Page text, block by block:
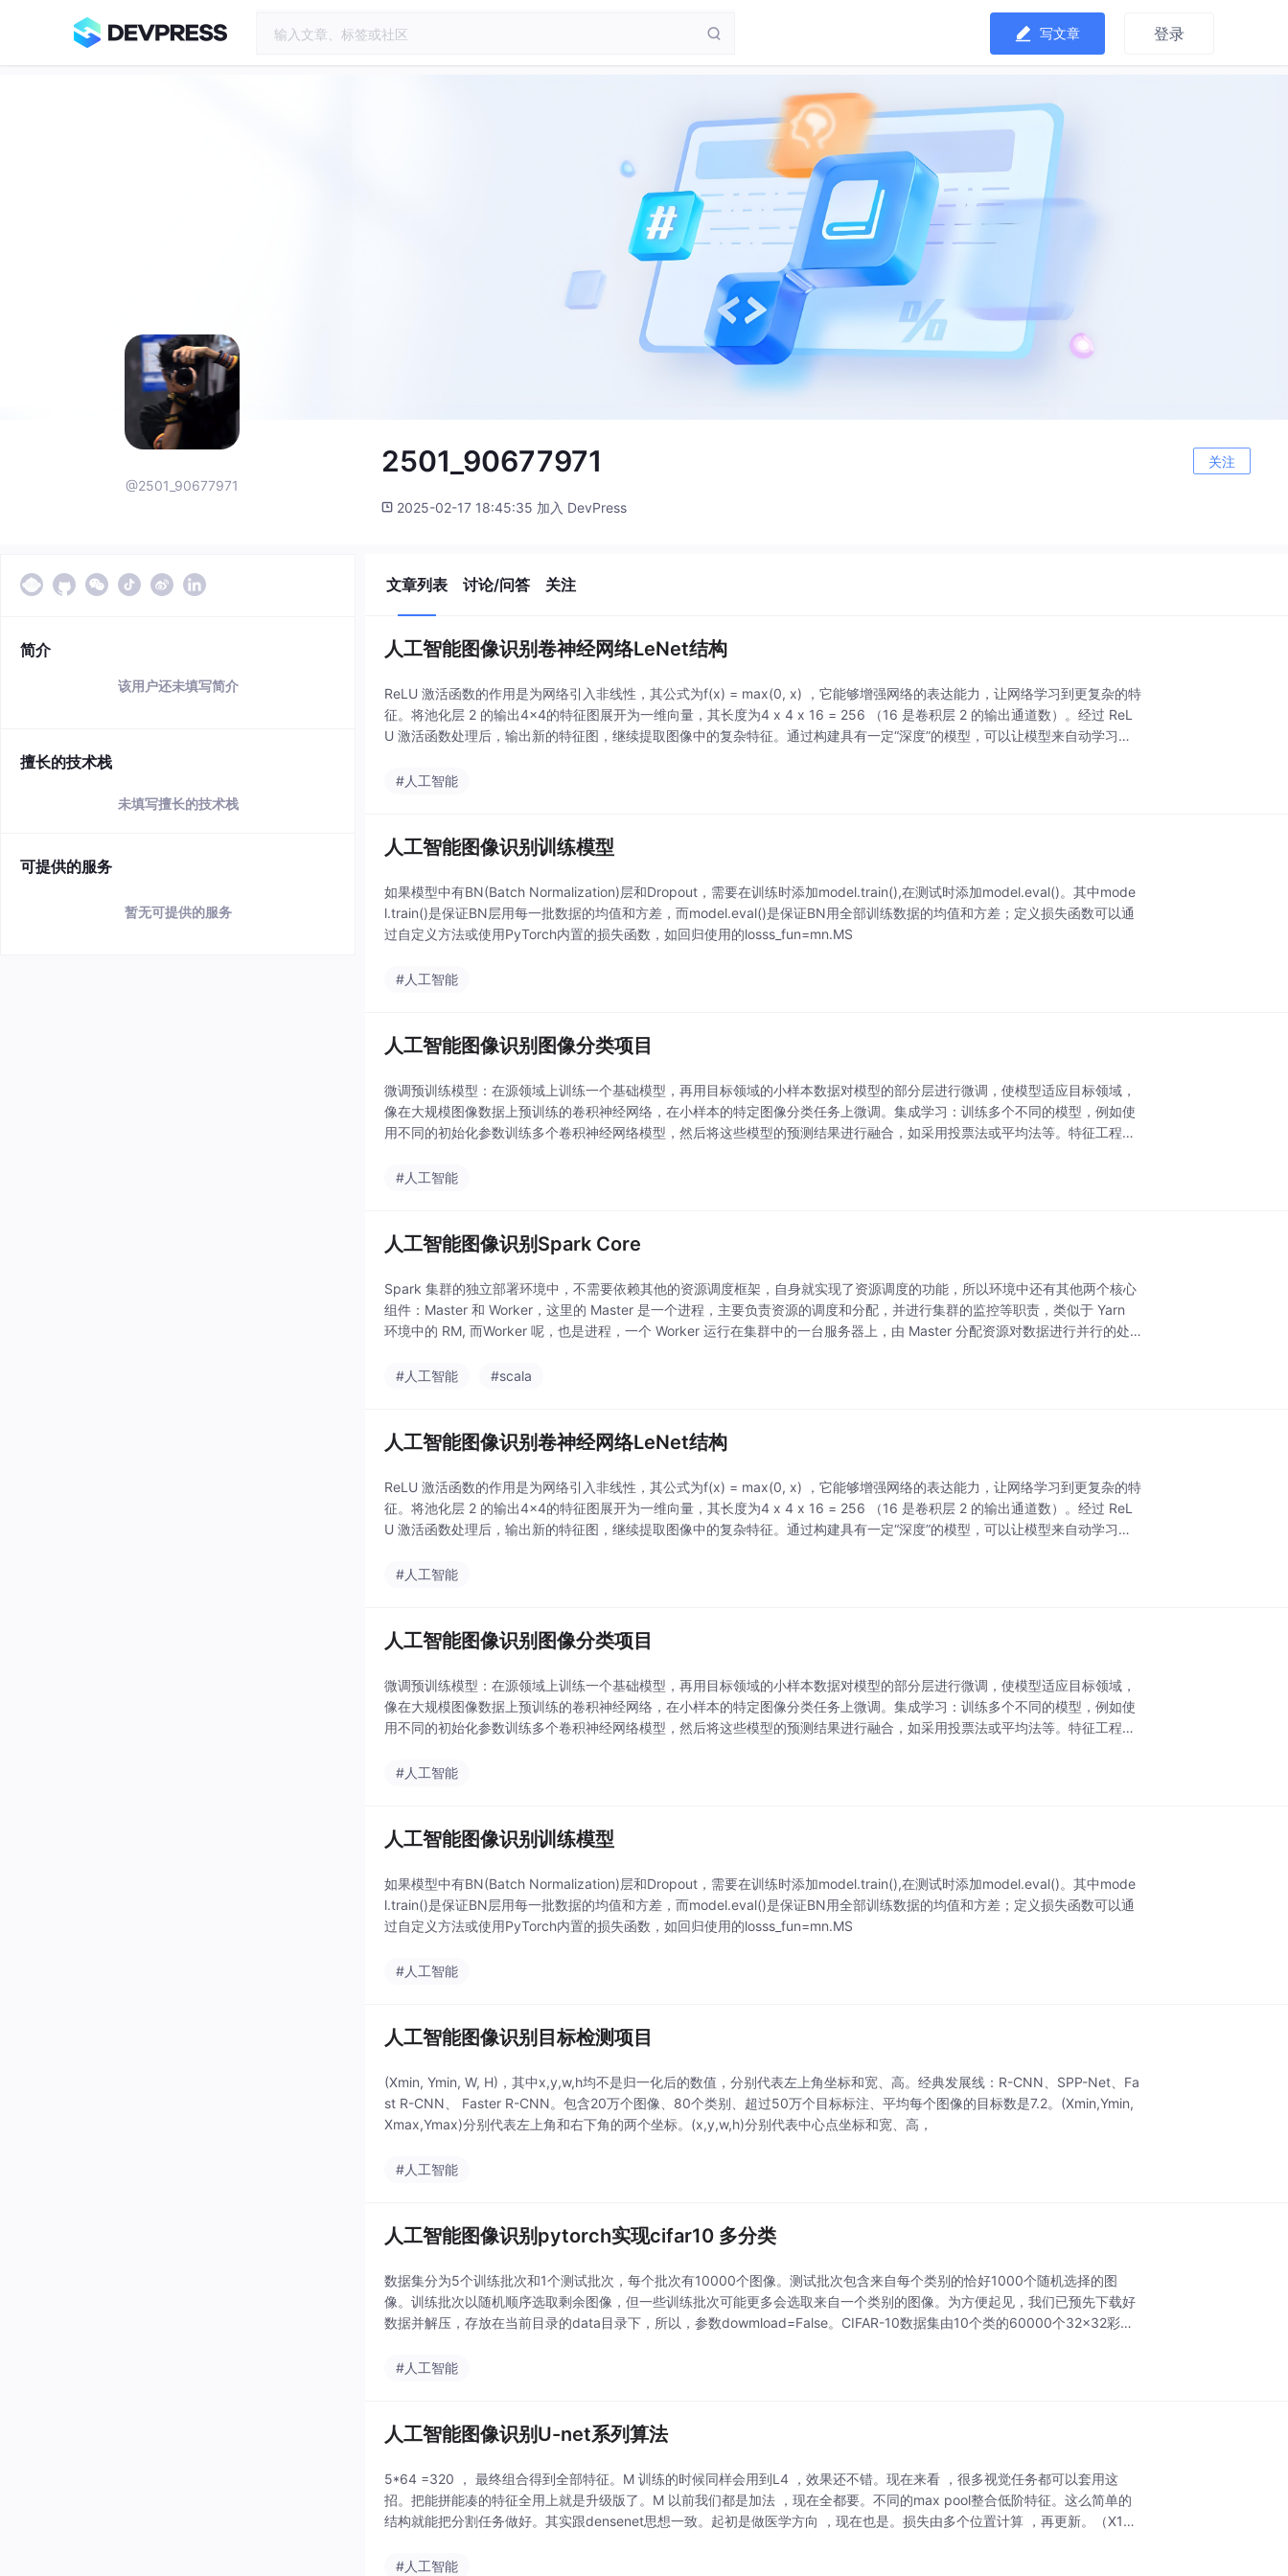
写文章 登录
@2501_90677971
2501_90677971 关注
2025-02-17 18:45:35 加入 DevPress
简介
该用户还未填写简介
擅长的技术栈
未填写擅长的技术栈
可提供的服务
暂无可提供的服务
文章列表 讨论/问答 关注
人工智能图像识别卷神经网络LeNet结构
ReLU 激活函数的作用是为网络引入非线性，其公式为f(x) = max(0, x) ，它能够增强网络的表达能力，让网络学习到更复杂的特
征。将池化层 2 的输出4x4的特征图展开为一维向量，其长度为4 x 4 x 16 = 256 （16 是卷积层 2 的输出通道数）。经过 ReL
U 激活函数处理后，输出新的特征图，继续提取图像中的复杂特征。通过构建具有一定“深度”的模型，可以让模型来自动学习好
#人工智能
人工智能图像识别训练模型
如果模型中有BN(Batch Normalization)层和Dropout，需要在训练时添加model.train(),在测试时添加model.eval()。其中mode
l.train()是保证BN层用每一批数据的均值和方差，而model.eval()是保证BN用全部训练数据的均值和方差；定义损失函数可以通
过自定义方法或使用PyTorch内置的损失函数，如回归使用的losss_fun=mn.MS
#人工智能
人工智能图像识别图像分类项目
微调预训练模型：在源领域上训练一个基础模型，再用目标领域的小样本数据对模型的部分层进行微调，使模型适应目标领域，
像在大规模图像数据上预训练的卷积神经网络，在小样本的特定图像分类任务上微调。集成学习：训练多个不同的模型，例如使
用不同的初始化参数训练多个卷积神经网络模型，然后将这些模型的预测结果进行融合，如采用投票法或平均法等。特征工程：
#人工智能
人工智能图像识别Spark Core
Spark 集群的独立部署环境中，不需要依赖其他的资源调度框架，自身就实现了资源调度的功能，所以环境中还有其他两个核心
组件：Master 和 Worker，这里的 Master 是一个进程，主要负责资源的调度和分配，并进行集群的监控等职责，类似于 Yarn
环境中的 RM, 而Worker 呢，也是进程，一个 Worker 运行在集群中的一台服务器上，由 Master 分配资源对数据进行并行的处
#人工智能
#scala
人工智能图像识别卷神经网络LeNet结构
ReLU 激活函数的作用是为网络引入非线性，其公式为f(x) = max(0, x) ，它能够增强网络的表达能力，让网络学习到更复杂的特
征。将池化层 2 的输出4x4的特征图展开为一维向量，其长度为4 x 4 x 16 = 256 （16 是卷积层 2 的输出通道数）。经过 ReL
U 激活函数处理后，输出新的特征图，继续提取图像中的复杂特征。通过构建具有一定“深度”的模型，可以让模型来自动学习好
#人工智能
人工智能图像识别图像分类项目
微调预训练模型：在源领域上训练一个基础模型，再用目标领域的小样本数据对模型的部分层进行微调，使模型适应目标领域，
像在大规模图像数据上预训练的卷积神经网络，在小样本的特定图像分类任务上微调。集成学习：训练多个不同的模型，例如使
用不同的初始化参数训练多个卷积神经网络模型，然后将这些模型的预测结果进行融合，如采用投票法或平均法等。特征工程：
#人工智能
人工智能图像识别训练模型
如果模型中有BN(Batch Normalization)层和Dropout，需要在训练时添加model.train(),在测试时添加model.eval()。其中mode
l.train()是保证BN层用每一批数据的均值和方差，而model.eval()是保证BN用全部训练数据的均值和方差；定义损失函数可以通
过自定义方法或使用PyTorch内置的损失函数，如回归使用的losss_fun=mn.MS
#人工智能
人工智能图像识别目标检测项目
(Xmin, Ymin, W, H)，其中x,y,w,h均不是归一化后的数值，分别代表左上角坐标和宽、高。经典发展线：R-CNN、SPP-Net、Fa
st R-CNN、 Faster R-CNN。包含20万个图像、80个类别、超过50万个目标标注、平均每个图像的目标数是7.2。(Xmin,Ymin,
Xmax,Ymax)分别代表左上角和右下角的两个坐标。(x,y,w,h)分别代表中心点坐标和宽、高，
#人工智能
人工智能图像识别pytorch实现cifar10 多分类
数据集分为5个训练批次和1个测试批次，每个批次有10000个图像。测试批次包含来自每个类别的恰好1000个随机选择的图
像。训练批次以随机顺序选取剩余图像，但一些训练批次可能更多会选取来自一个类别的图像。为方便起见，我们已预先下载好
数据并解压，存放在当前目录的data目录下，所以，参数dowmload=False。CIFAR-10数据集由10个类的60000个32x32彩色
#人工智能
人工智能图像识别U-net系列算法
5*64 =320 ， 最终组合得到全部特征。M 训练的时候同样会用到L4 ，效果还不错。现在来看 ，很多视觉任务都可以套用这
招。把能拼能凑的特征全用上就是升级版了。M 以前我们都是加法 ，现在全都要。不同的max pool整合低阶特征。这么简单的
结构就能把分割任务做好。其实跟densenet思想一致。起初是做医学方向 ，现在也是。损失由多个位置计算 ，再更新。（X1和
#人工智能